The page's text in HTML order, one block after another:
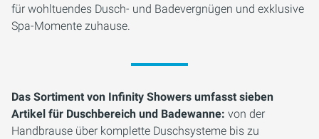
für wohltuendes Dusch- und Badevergnügen und exklusive
Spa-Momente zuhause.
Das Sortiment von Infinity Showers umfasst sieben
Artikel für Duschbereich und Badewanne: von der
Handbrause über komplette Duschsysteme bis zu